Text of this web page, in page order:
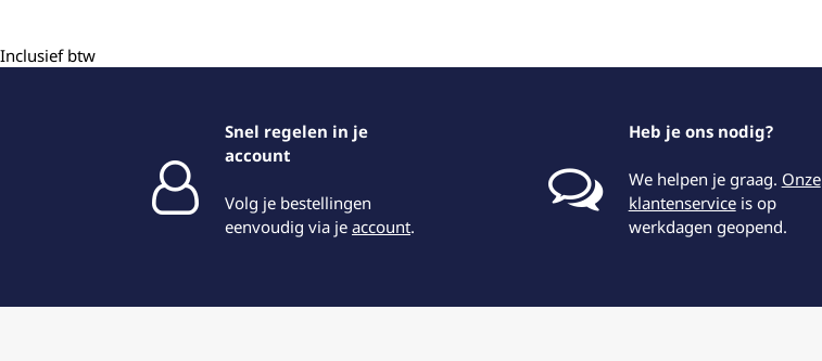
Inclusief btw
Snel regelen in je
account
Volg je bestellingen
eenvoudig via je account.
Heb je ons nodig?
We helpen je graag. Onze
klantenserviceis op
werkdagen geopend.